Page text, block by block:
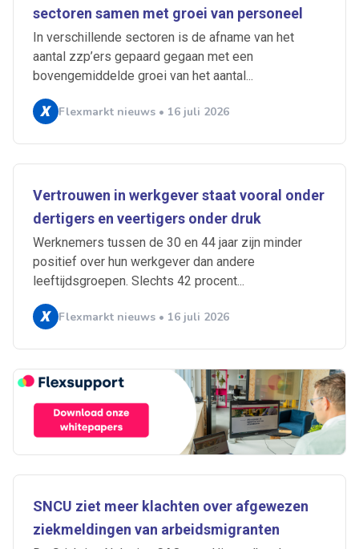
sectoren samen met groei van personeel
In verschillende sectoren is de afname van het
aantal zzp’ers gepaard gegaan met een
bovengemiddelde groei van het aantal...
Flexmarkt nieuws • 16 juli 2026
Vertrouwen in werkgever staat vooral onder
dertigers en veertigers onder druk
Werknemers tussen de 30 en 44 jaar zijn minder
positief over hun werkgever dan andere
leeftijdsgroepen. Slechts 42 procent...
Flexmarkt nieuws • 16 juli 2026
SNCU ziet meer klachten over afgewezen
ziekmeldingen van arbeidsmigranten